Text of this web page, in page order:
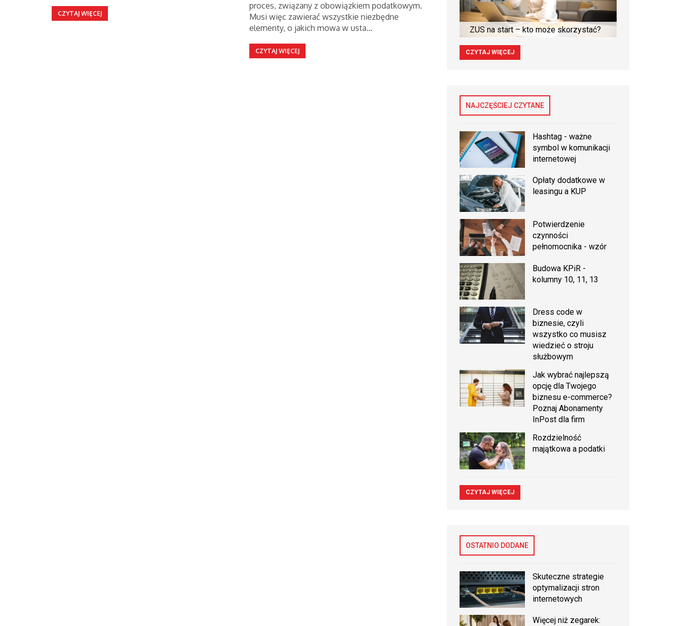
CZYTAJ WIĘCEJ
proces, związany z obowiązkiem podatkowym.
Musi więc zawierać wszystkie niezbędne
elementy, o jakich mowa w usta…
CZYTAJ WIĘCEJ
ZUS na start – kto może skorzystać?
CZYTAJ WIĘCEJ
NAJCZĘŚCIEJ CZYTANE
Hashtag - ważne
symbol w komunikacji
internetowej
Opłaty dodatkowe w
leasingu a KUP
Potwierdzenie
czynności
pełnomocnika - wzór
Budowa KPiR -
kolumny 10, 11, 13
Dress code w
biznesie, czyli
wszystko co musisz
wiedzieć o stroju
służbowym
Jak wybrać najlepszą
opcję dla Twojego
biznesu e-commerce?
Poznaj Abonamenty
InPost dla firm
Rozdzielność
majątkowa a podatki
CZYTAJ WIĘCEJ
OSTATNIO DODANE
Skuteczne strategie
optymalizacji stron
internetowych
Więcej niż zegarek: